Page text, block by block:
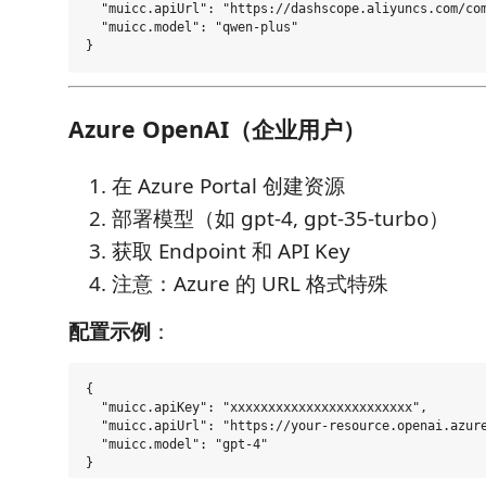
"muicc.apiUrl": "https://dashscope.aliyuncs.com/
  "muicc.model": "qwen-plus"
Azure OpenAI（企业用户）
在 Azure Portal 创建资源
部署模型（如 gpt-4, gpt-35-turbo）
获取 Endpoint 和 API Key
注意：Azure 的 URL 格式特殊
配置示例 ：
{
  "muicc.apiKey": "xxxxxxxxxxxxxxxxxxxxxxxx",
"muicc.apiUrl": "https://your-
  "muicc.model": "gpt-4"